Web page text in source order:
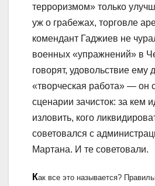
терроризмом» только
уж о грабежах, торговле
комендант Гаджиев не
военных «упражнений» в
говорят, удовольствие ему
«творческая работа» — он
сценарии зачисток: за кем
изловить, кого
советовался с
Мартана. И те советовали.
Как все это называется?